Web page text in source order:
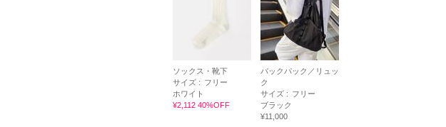
ソックス・靴下
サイズ : フリー
ホワイト
¥2,112 40%OFF
バックパック／リュッ
ク
サイズ : フリー
ブラック
¥11,000